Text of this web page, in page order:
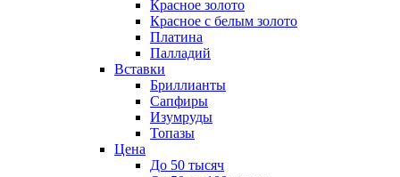
Красное золото
Красное с белым золото
Платина
Палладий
Вставки
Бриллианты
Сапфиры
Изумруды
Топазы
Цена
До 50 тысяч